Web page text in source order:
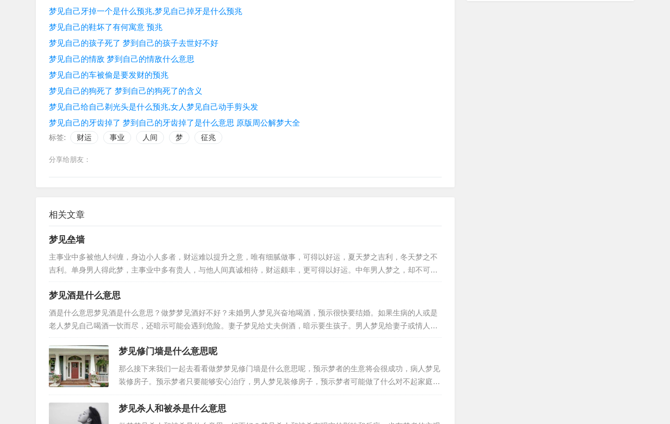
梦见自己牙掉一个是什么预兆,梦见自己掉牙是什么预兆
梦见自己的鞋坏了有何寓意 预兆
梦见自己的孩子死了 梦到自己的孩子去世好不好
梦见自己的情敌 梦到自己的情敌什么意思
梦见自己的车被偷是要发财的预兆
梦见自己的狗死了 梦到自己的狗死了的含义
梦见自己给自己剃光头是什么预兆,女人梦见自己动手剪头发
梦见自己的牙齿掉了 梦到自己的牙齿掉了是什么意思 原版周公解梦大全
标签:
财运 事业 人间 梦 征兆
分享给朋友：
相关文章
梦见垒墙
主事业中多被他人纠缠，身边小人多者，财运难以提升之意，唯有细腻做事，可得以好运，夏天梦之吉利，冬天梦之不
吉利。单身男人得此梦，主事业中多有贵人，与他人间真诚相待，财运颇丰，更可得以好运。中年男人梦之，却不可居
功自傲得此梦，事业可有好运之征兆…
梦见酒是什么意思
酒是什么意思梦见酒是什么意思？做梦梦见酒好不好？未婚男人梦见兴奋地喝酒，预示很快要结婚。如果生病的人或是
老人梦见自己喝酒一饮而尽，还暗示可能会遇到危险。妻子梦见给丈夫倒酒，暗示要生孩子。男人梦见给妻子或情人一
杯酒，夫妻或情人会恩爱如初。女人…
梦见修门墙是什么意思呢
那么接下来我们一起去看看做梦梦见修门墙是什么意思呢，预示梦者的生意将会很成功，病人梦见
装修房子。预示梦者只要能够安心治疗，男人梦见装修房子，预示梦者可能做了什么对不起家庭的
事情；女人梦见装修房子，预示梦者着因为自己的虚荣心太强而可能引起家庭…
梦见杀人和被杀是什么意思